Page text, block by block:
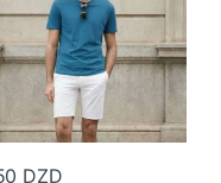
DZD